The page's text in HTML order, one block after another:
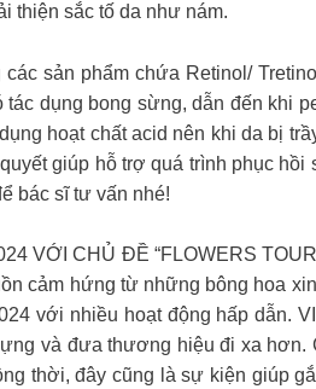
thiện sắc tố da như nám.
sản phẩm chứa Retinol/
dụng bong sừng, dẫn đến khi
hoạt chất acid nên khi da bị
giúp hỗ trợ quá trình phục hồi
bác sĩ tư vấn nhé!
VỚI CHỦ ĐỀ “FLOWERS
cảm hứng từ những bông hoa
với nhiều hoạt động hấp dẫn.
và đưa thương hiệu đi xa
thời, đây cũng là sự kiện giúp